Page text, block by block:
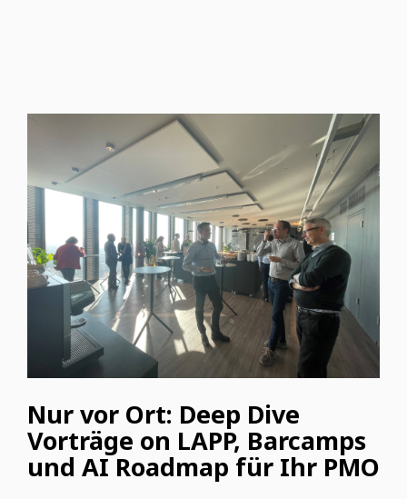
Nur vor Ort: Deep Dive
Vorträge on LAPP, Barcamps
und AI Roadmap für Ihr PMO